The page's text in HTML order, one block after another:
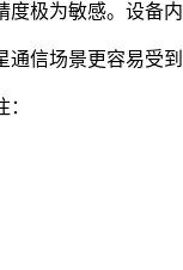
度极为敏感。设备
通信场景更容易受